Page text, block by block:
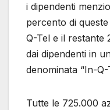
i dipendenti
percento di
Q-Tel e il restante
dai dipendenti in
denominata “In-Q-
Tutte le 725.000